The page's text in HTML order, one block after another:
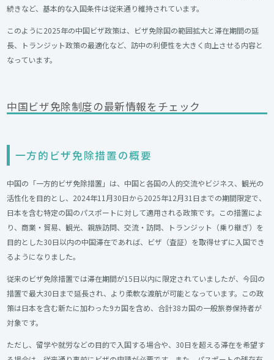
続きなど、基本的な入国条件は従来通り維持されています。
このように2025年の中国ビザ政策は、ビザ免除国の範囲拡大と滞在期間の延
長、トランジット政策の最適化など、訪中の利便性を大きく向上させる内容と
なっています。
中国ビザ免除制度の最新情報をチェック
一方的ビザ免除措置の概要
中国の「一方的ビザ免除措置」は、中国と各国の人的交流やビジネス、観光の
活性化を目的とし、2024年11月30日から2025年12月31日までの期間限定で、
日本を含む特定の国のパスポートに対して適用される政策です。この措置によ
り、商業・貿易、観光、親族訪問、交流・訪問、トランジット（乗り継ぎ）を
目的とした30日以内の中国滞在であれば、ビザ（査証）を取得せずに入国でき
るようになりました。
従来のビザ免除措置では滞在期間が15日以内に限定されていましたが、今回の
措置で最大30日まで延長され、より柔軟な渡航が可能となっています。この政
策は日本を含む新たに加わった9カ国を含め、合計38カ国の一般旅券保持者が
対象です。
ただし、留学や就労などの目的で入国する場合や、30日を超える滞在を希望す